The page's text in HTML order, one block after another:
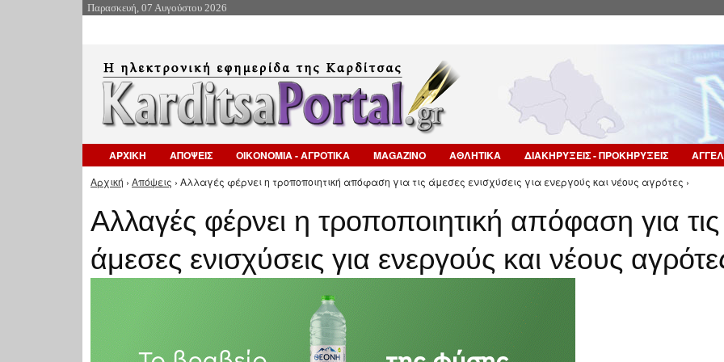
Παρασκευή, 07 Αυγούστου 2026
ΑΡΧΙΚΗ ΑΠΟΨΕΙΣ ΟΙΚΟΝΟΜΙΑ - ΑΓΡΟΤΙΚΑ MAGAZINO ΑΘΛΗΤΙΚΑ ΔΙΑΚΗΡΥΞΕΙΣ - ΠΡΟΚΗΡΥΞΕΙΣ
Είστε εδώ
Αρχική › Απόψεις › Αλλαγές φέρνει η τροποποιητική απόφαση για τις άμεσες ενισχύσεις για ενεργούς και νέους αγρότες ›
Αλλαγές φέρνει η τροποποιητική απόφαση για τις
άμεσες ενισχύσεις για ενεργούς και νέους